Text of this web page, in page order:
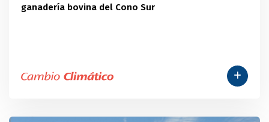
ganadería bovina del Cono Sur